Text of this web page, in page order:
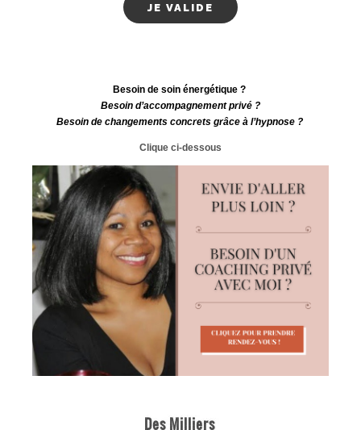
Besoin de soin énergétique ?
Besoin d’accompagnement privé ?
Besoin de changements concrets grâce à l’hypnose ?
Clique ci-dessous